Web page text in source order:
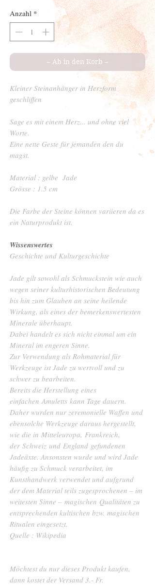
Anzahl *
– Ab in den Korb –
Kleiner Steinanhänger in Herzform
geschliffen
Sage es mit einem Herz... und ohne viel
Worte.
Eine nette Geste für jemanden den du
magst.
Material : gelbe Jade
Grösse : 1.5 cm
Die Farbe der Steine können variieren da es
ein Naturprodukt ist.
Wissenswertes
Geschichte und Kulturgeschichte
Jade gilt sowohl als Schmuckstein wie auch
wegen seiner kulturhistorischen Bedeutung
bis hin zum Glauben an seine heilende
Wirkung, als eines der bemerkenswertesten
Minerale überhaupt.
Dabei handelt es sich nicht einmal um ein
Mineral im engeren Sinne.
Zur Verwendung als Rohmaterial für
Werkzeuge ist Jade zu wertvoll und zu
schwer zu bearbeiten.
Bereits die Herstellung eines
einfachen Amuletts kann Tage dauern.
Daher wurden nur zeremonielle Waffen und
ebensolche Werkzeuge daraus hergestellt,
wie die in Mitteleuropa, Frankreich,
der Schweiz und England gefundenen
Jadeäxte. Ansonsten wurde und wird Jade
häufig zu Schmuck verarbeitet, im
Kunsthandwerk verwendet und aufgrund
der dem Material teils zugesprochenen – im
weitesten Sinne – magischen Qualitäten zu
entsprechenden kultischen bzw. magischen
Ritualen eingesetzt.
Quelle : Wikipedia
Möchtest du nur dieses Produkt kaufen,
dann kostet der Versand 3.- Fr.